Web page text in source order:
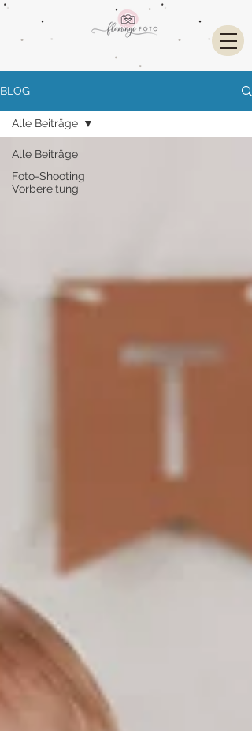
BLOG
Alle Beiträge
Foto-Shooting
Vorbereitung
Alle Beiträge